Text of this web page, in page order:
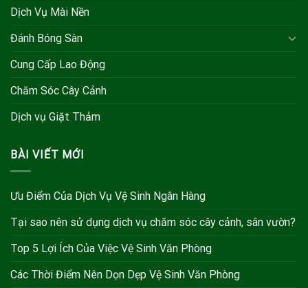
Dịch Vụ Mài Nền
Đánh Bóng Sàn
Cung Cấp Lao Động
Chăm Sóc Cây Cảnh
Dịch vụ Giặt Thảm
BÀI VIẾT MỚI
Ưu Điểm Của Dịch Vụ Vệ Sinh Ngân Hàng
Tại sao nên sử dụng dịch vụ chăm sóc cây cảnh, sân vườn?
Top 5 Lợi Ích Của Việc Vệ Sinh Văn Phòng
Các Thời Điểm Nên Dọn Dẹp Vệ Sinh Văn Phòng